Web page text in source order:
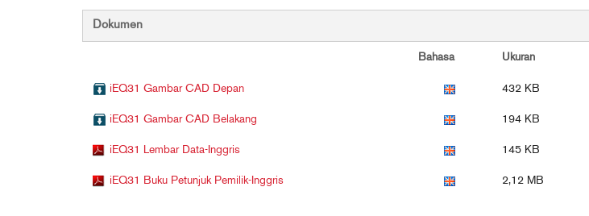
Dokumen
Bahasa Ukuran
iEQ31 Gambar CAD Depan 432 KB
iEQ31 Gambar CAD Belakang 194 KB
iEQ31 Lembar Data-Inggris 145 KB
iEQ31 Buku Petunjuk Pemilik-Inggris 2,12 MB